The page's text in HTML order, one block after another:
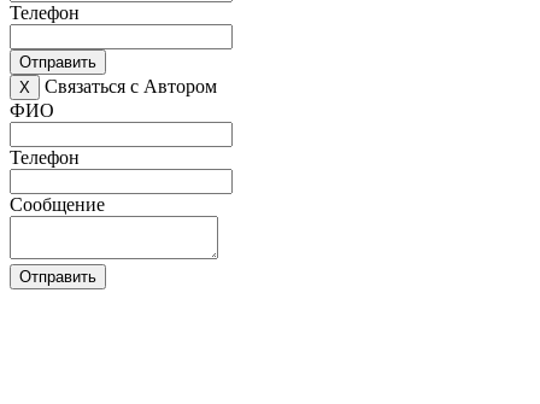
Телефон
Отправить
X
Связаться с Автором
ФИО
Телефон
Сообщение
Отправить